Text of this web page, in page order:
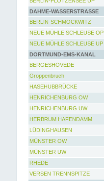
DAHME-WASSERSTRASSE
BERLIN-SCHMÖCKWITZ
NEUE MÜHLE SCHLEUSE OP
NEUE MÜHLE SCHLEUSE UP
DORTMUND-EMS-KANAL
BERGESHÖVEDE
Groppenbruch
HASEHUBBRÜCKE
HENRICHENBURG OW
HENRICHENBURG UW
HERBRUM HAFENDAMM
LÜDINGHAUSEN
MÜNSTER OW
MÜNSTER UW
RHEDE
VERSEN TRENNSPITZE